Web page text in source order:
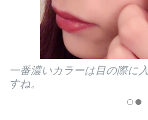
一番濃いカラーは目の際に
すね。